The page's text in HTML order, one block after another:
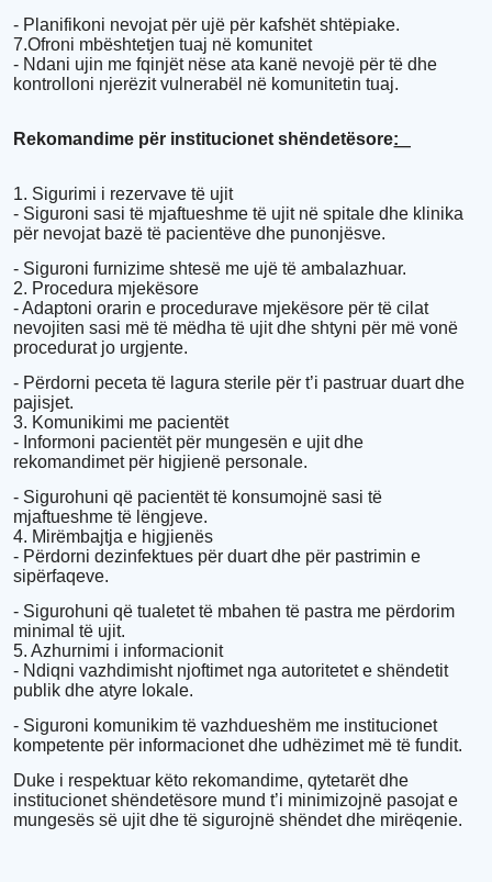
- Planifikoni nevojat për ujë për kafshët shtëpiake.
7.Ofroni mbështetjen tuaj në komunitet
- Ndani ujin me fqinjët nëse ata kanë nevojë për të dhe
kontrolloni njerëzit vulnerabël në komunitetin tuaj.
Rekomandime për institucionet shëndetësore:͟
1. Sigurimi i rezervave të ujit
- Siguroni sasi të mjaftueshme të ujit në spitale dhe klinika
për nevojat bazë të pacientëve dhe punonjësve.
- Siguroni furnizime shtesë me ujë të ambalazhuar.
2. Procedura mjekësore
- Adaptoni orarin e procedurave mjekësore për të cilat
nevojiten sasi më të mëdha të ujit dhe shtyni për më vonë
procedurat jo urgjente.
- Përdorni peceta të lagura sterile për t’i pastruar duart dhe
pajisjet.
3. Komunikimi me pacientët
- Informoni pacientët për mungesën e ujit dhe
rekomandimet për higjienë personale.
- Sigurohuni që pacientët të konsumojnë sasi të
mjaftueshme të lëngjeve.
4. Mirëmbajtja e higjienës
- Përdorni dezinfektues për duart dhe për pastrimin e
sipërfaqeve.
- Sigurohuni që tualetet të mbahen të pastra me përdorim
minimal të ujit.
5. Azhurnimi i informacionit
- Ndiqni vazhdimisht njoftimet nga autoritetet e shëndetit
publik dhe atyre lokale.
- Siguroni komunikim të vazhdueshëm me institucionet
kompetente për informacionet dhe udhëzimet më të fundit.
Duke i respektuar këto rekomandime, qytetarët dhe
institucionet shëndetësore mund t’i minimizojnë pasojat e
mungesës së ujit dhe të sigurojnë shëndet dhe mirëqenie.